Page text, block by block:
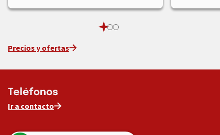
Precios y ofertas
Teléfonos
Ir a contacto